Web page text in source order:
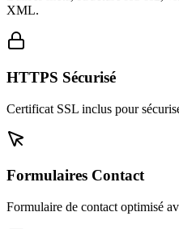
XML.
HTTPS Sécurisé
Certificat SSL inclus pour
Formulaires Contact
Formulaire de contact optimisé